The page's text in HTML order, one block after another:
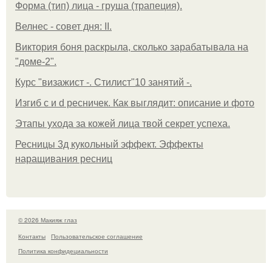
Форма (тип) лица - груша (трапеция).
Велнес - совет дня: II.
Виктория боня раскрыла, сколько зарабатывала на
"доме-2".
Курс "визажист -. Стилист"10 занятий -.
Изгиб c и d ресничек. Как выглядит: описание и фото
Этапы ухода за кожей лица твой секрет успеха.
Ресницы 3д кукольный эффект. Эффекты
наращивания ресниц
© 2026 Макияж глаз
Контакты
Пользовательское соглашение
Политика конфидециальности